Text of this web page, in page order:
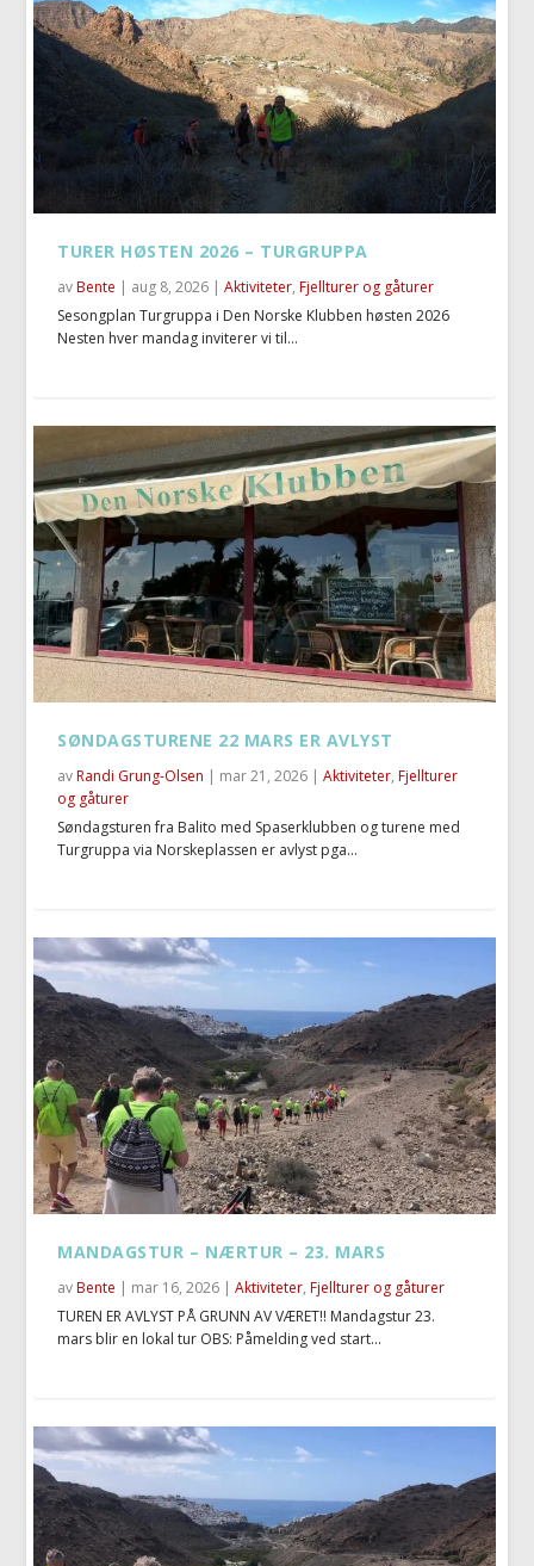
TURER HØSTEN 2026 – TURGRUPPA
avBente | aug 8, 2026 |Aktiviteter,Fjellturer og gåturer
Sesongplan Turgruppa i Den Norske Klubben høsten 2026
Nesten hver mandag inviterer vi til...
SØNDAGSTURENE 22 MARS ER AVLYST
avRandi Grung-Olsen | mar 21, 2026 |Aktiviteter,Fjellturer
og gåturer
Søndagsturen fra Balito med Spaserklubben og turene med
Turgruppa via Norskeplassen er avlyst pga...
MANDAGSTUR – NÆRTUR – 23. MARS
avBente | mar 16, 2026 |Aktiviteter,Fjellturer og gåturer
TUREN ER AVLYST PÅ GRUNN AV VÆRET!! Mandagstur 23.
mars blir en lokal tur OBS: Påmelding ved start...